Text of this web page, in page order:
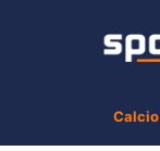
Calcio